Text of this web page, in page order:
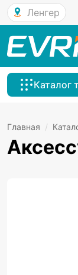
Ленгер
Каталог
Главная /